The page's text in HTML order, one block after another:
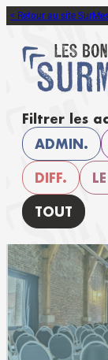
< Retour au site
Filtrer les
ADMIN.
DIFF.
TOUT